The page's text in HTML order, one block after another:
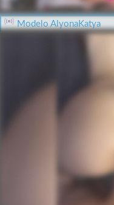
Modelo AlyonaKatya